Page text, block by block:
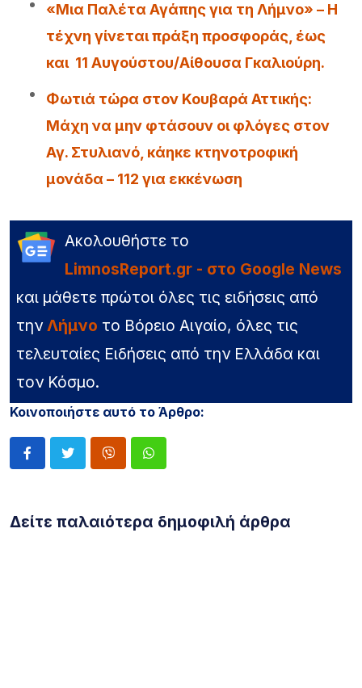
«Μια Παλέτα Αγάπης για τη Λήμνο» – Η
τέχνη γίνεται πράξη προσφοράς, έως
και 11 Αυγούστου/Αίθουσα Γκαλιούρη.
Φωτιά τώρα στον Κουβαρά Αττικής:
Μάχη να μην φτάσουν οι φλόγες στον
Αγ. Στυλιανό, κάηκε κτηνοτροφική
μονάδα – 112 για εκκένωση
Ακολουθήστε το
LimnosReport.gr - στο Google News
και μάθετε πρώτοι όλες τις ειδήσεις από
την Λήμνο το Βόρειο Αιγαίο, όλες τις
τελευταίες Ειδήσεις από την Ελλάδα και
τον Κόσμο.
Κοινοποιήστε αυτό το Άρθρο:
Δείτε παλαιότερα δημοφιλή άρθρα